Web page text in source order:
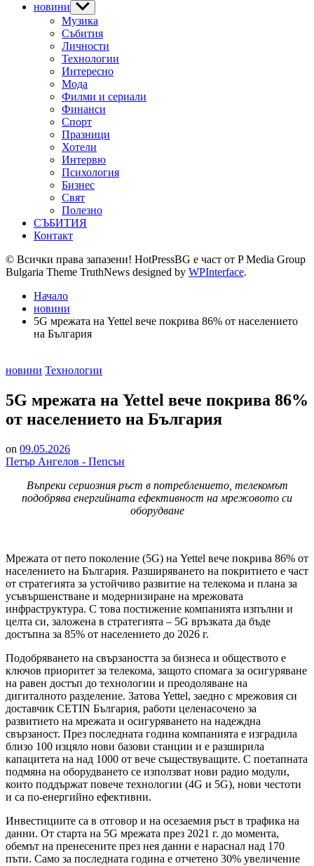
новини Show
sub
menu
Музика
Събития
Личности
Технологии
Интересно
Мода
Филми и сериали
Финанси
Спорт
Празници
Хотели
Интервю
Психология
Бизнес
Свят
Полезно
СЪБИТИЯ
Контакт
© Всички права запазени! HotPressBG е част от P Media Group
Bulgaria Theme TruthNews designed by WPInterface.
Начало
новини
5G мрежата на Yettel вече покрива 86% от населението
на България
Posted
новини Технологии
5G мрежата на Yettel вече покрива 86%
от населението на България
on 09.05.2026
Петър Ангелов - Пепсън
Въпреки сериозния ръст в потреблението, телекомът
подобрява енергийната ефективност на мрежовото си
оборудване
Мрежата от пето поколение (5G) на Yettel вече покрива 86% от
населението на България. Разширяването на покритието е част
от стратегията за устойчиво развитие на телекома и плана за
усъвършенстване и модернизиране на мрежовата
инфраструктура. С това постижение компанията изпълни и
целта си, заложена в стратегията – 5G връзката да бъде
достъпна за 85% от населението до 2026 г.
Подобряването на свързаността за бизнеса и обществото е
ключов приоритет за телекома, защото спомага за осигуряване
на равен достъп до технологии и преодоляване на
дигиталното разделение. Затова Yettel, заедно с мрежовия си
доставчик CETIN България, работи целенасочено за
развитието на мрежата и осигуряването на надеждна
свързаност. През последната година компанията е изградила
близо 100 изцяло нови базови станции и е разширила
капацитета на над 1000 от вече съществуващите. С поетапната
подмяна на оборудването се използват нови радио модули,
които поддържат повече технологии (4G и 5G), нови честоти
и са по-енергийно ефективни.
Инвестициите са в отговор и на осезаемия ръст в трафика на
данни. От старта на 5G мрежата през 2021 г. до момента,
обемът на пренесените през нея данни е нараснал над 170
пъти. Само за последната година е отчетено 30% увеличение